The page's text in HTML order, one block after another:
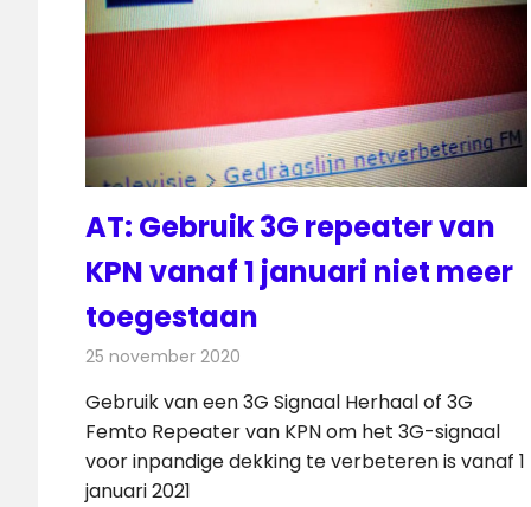
AT: Gebruik 3G repeater van
KPN vanaf 1 januari niet meer
toegestaan
25 november 2020
Gebruik van een 3G Signaal Herhaal of 3G
Femto Repeater van KPN om het 3G-signaal
voor inpandige dekking te verbeteren is vanaf 1
januari 2021